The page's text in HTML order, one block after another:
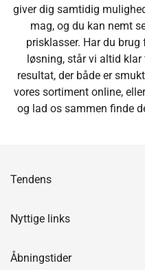
giver dig samtidig
mag, og du kan nemt
prisklasser. Har du
løsning, står vi altid
resultat, der både er
vores sortiment online,
og lad os sammen finde
Tendens
8250 Egå
info@tendensshop.dk
Nyttige links
Åbningstider